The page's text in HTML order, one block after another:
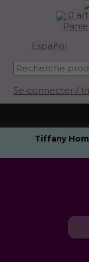
0
Español
Se connecter /
Tiffany